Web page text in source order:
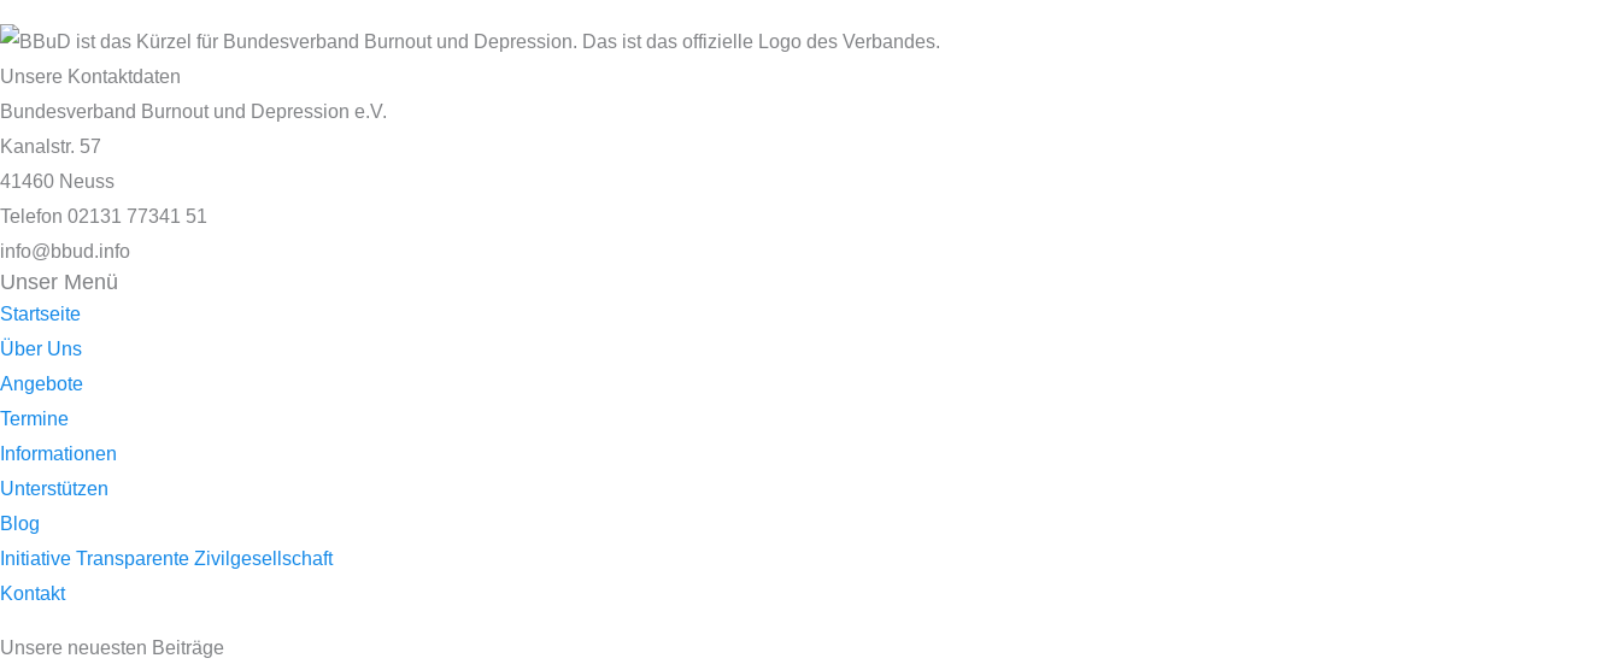
Unsere Kontaktdaten
Bundesverband Burnout und Depression e.V.
Kanalstr. 57
41460 Neuss
Telefon 02131 77341 51
info@bbud.info
Unser Menü
Startseite
Über Uns
Angebote
Termine
Informationen
Unterstützen
Blog
Initiative Transparente Zivilgesellschaft
Kontakt
Unsere neuesten Beiträge